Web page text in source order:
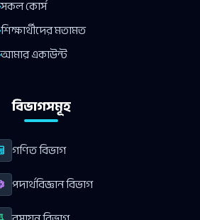
সকল কোর্স
শিক্ষার্থীদের মতামত
আমার একাউন্ট
বিভাগসমূহ
গণিত বিভাগ
পদার্থবিজ্ঞান বিভাগ